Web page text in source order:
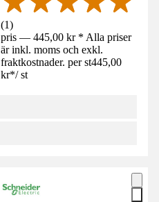
(1)
pris — 445,00 kr * Alla priser
är inkl. moms och exkl.
fraktkostnader. per st445,00
kr*/ st